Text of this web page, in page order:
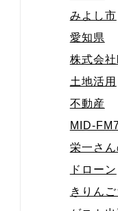
みよし市
愛知県
株式会
土地活用
不動産
MID-
栄一さ
ドローン
きりん